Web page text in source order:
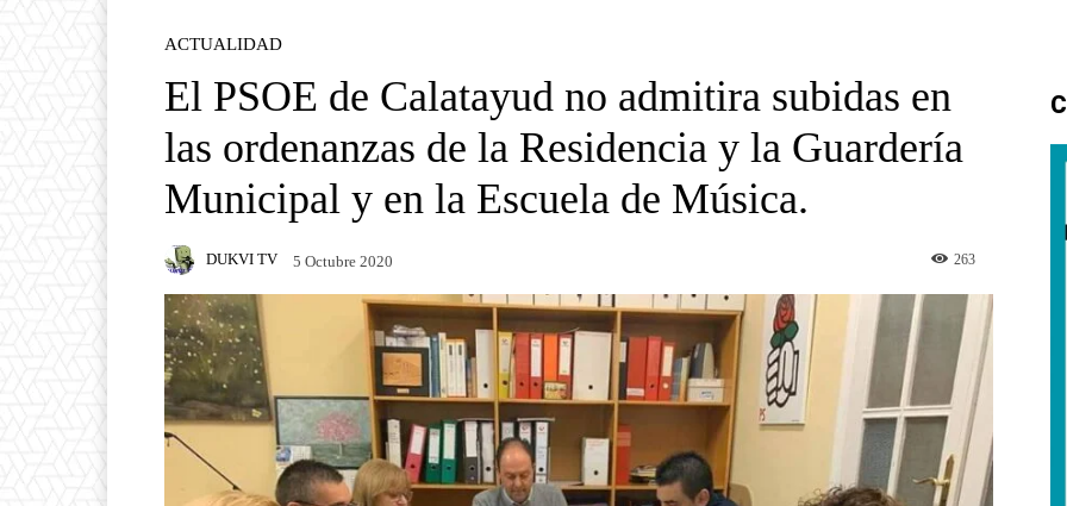
ACTUALIDAD
El PSOE de Calatayud no admitira subidas en
las ordenanzas de la Residencia y la Guardería
Municipal y en la Escuela de Música.
DUKVI TV 5 Octubre 2020 263